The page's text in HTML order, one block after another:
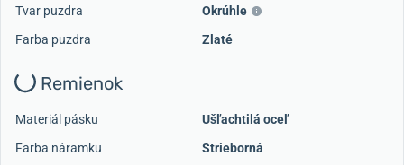
Tvar puzdra
Okrúhle
Farba puzdra
Zlaté
Remienok
Materiál pásku
Ušľachtilá oceľ
Farba náramku
Strieborná